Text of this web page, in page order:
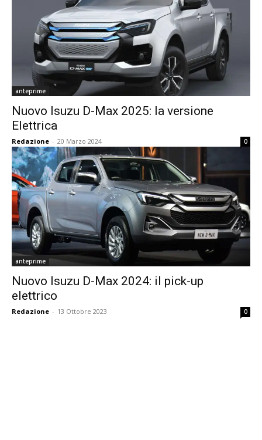
anteprime
Nuovo Isuzu D-Max 2025: la versione
Elettrica
Redazione - 20 Marzo 2024 0
anteprime
Nuovo Isuzu D-Max 2024: il pick-up
elettrico
Redazione - 13 Ottobre 2023 0